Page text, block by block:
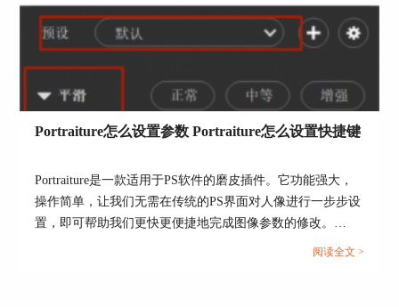
图6：增强平滑
处理使用平滑程度外，我们还可以通过调整“阈
值”来影响平滑程度。一般而言，阈值越高，平滑
Portraiture怎么设置参数 Portraiture怎么设置快捷键
Portraiture是一款适用于PS软件的磨皮插件。它功能强大，
操作简单，让我们无需在传统的PS界面对人像进行一步步设
置，即可帮助我们更快更便捷地完成图像参数的修改。
Portraiture具有人物形象自动识别、快速批量处理图片、图片
阅读全文 >